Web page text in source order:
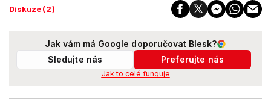
Diskuze (2)
Jak vám má Google doporučovat Blesk?
Sledujte nás
Preferujte nás
Jak to celé funguje